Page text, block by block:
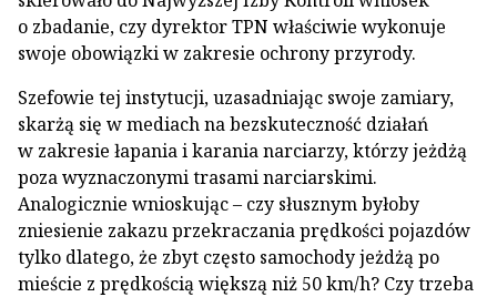
o zbadanie, czy dyrektor TPN właściwie wykonuje
swoje obowiązki w zakresie ochrony przyrody.
Szefowie tej instytucji, uzasadniając swoje zamiary,
skarżą się w mediach na bezskuteczność działań
w zakresie łapania i karania narciarzy, którzy jeżdżą
poza wyznaczonymi trasami narciarskimi.
Analogicznie wnioskując – czy słusznym byłoby
zniesienie zakazu przekraczania prędkości pojazdów
tylko dlatego, że zbyt często samochody jeżdżą po
mieście z prędkością większą niż 50 km/h? Czy trzeba